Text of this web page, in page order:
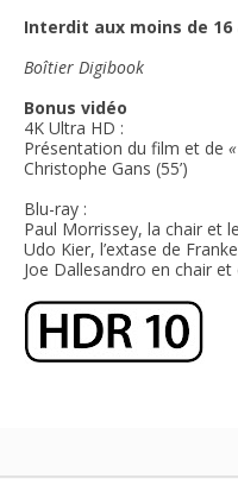
Interdit aux moins de 16
Boîtier Digibook
Bonus vidéo
4K Ultra HD :
Présentation du film et de
Christophe Gans (55’)
Blu-ray :
Paul Morrissey, la chair et
Udo Kier, l’extase de
Joe Dallesandro en chair et